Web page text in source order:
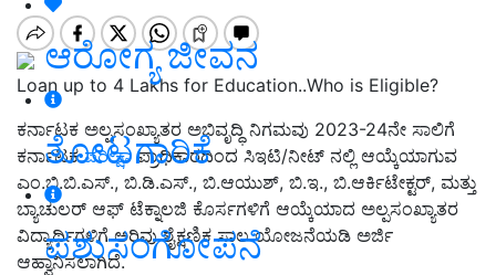
ಆರೋಗ್ಯ ಜೀವನ
ತೋಟಗಾರಿಕೆ
ಪಶುಸಂಗೋಪನೆ
Loan up to 4 Lakhs for Education..Who is Eligible?
ಕರ್ನಾಟಕ ಅಲ್ಪಸಂಖ್ಯಾತರ ಅಭಿವೃದ್ಧಿ ನಿಗಮವು 2023-24ನೇ ಸಾಲಿಗೆ
ಕರ್ನಾಟಕಪರೀಕ್ಷಾ ಪ್ರಾಧಿಕಾರದಿಂದ ಸಿಇಟಿ/ನೀಟ್ ನಲ್ಲಿ ಆಯ್ಕೆಯಾಗುವ
ಎಂ.ಬಿ.ಬಿ.ಎಸ್., ಬಿ.ಡಿ.ಎಸ್., ಬಿ.ಆಯುಶ್, ಬಿ.ಇ., ಬಿ.ಆರ್ಕಿಟೇಕ್ಟರ್, ಮತ್ತು
ಬ್ಯಾಚುಲರ್ ಆಫ್ ಟೆಕ್ನಾಲಜಿ ಕೊರ್ಸಗಳಿಗೆ ಆಯ್ಕೆಯಾದ ಅಲ್ಪಸಂಖ್ಯಾತರ
ವಿದ್ಯಾರ್ಥಿಗಳಿಗೆ ಅರಿವು ಶೈಕ್ಷಣಿಕ ಸಾಲ ಯೋಜನೆಯಡಿ ಅರ್ಜಿ
ಆಹ್ವಾನಿಸಲಾಗಿದೆ.